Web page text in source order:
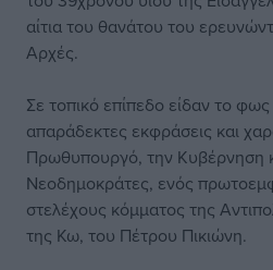
αίτια του θανάτου του
Αρχές.
Σε τοπικό επίπεδο είδαν το
απαράδεκτες εκφράσεις και
Πρωθυπουργό, την Κυβέρνηση
Νεοδημοκράτες, ενός
στελέχους κόμματος της
της Κω, του Πέτρου Πικιώνη.